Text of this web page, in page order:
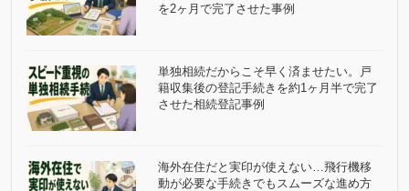
を2ヶ月で完了させた事例
単独相続だからこそ早く済ませたい。戸
籍収集後の登記手続きを約1ヶ月半で完了
させた相続登記事例
海外在住だと実印が使えない…飛行機移
動が必要な手続きでもスムーズな進め方